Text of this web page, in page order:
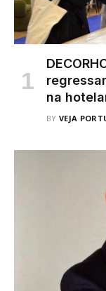
na
BY VEJA